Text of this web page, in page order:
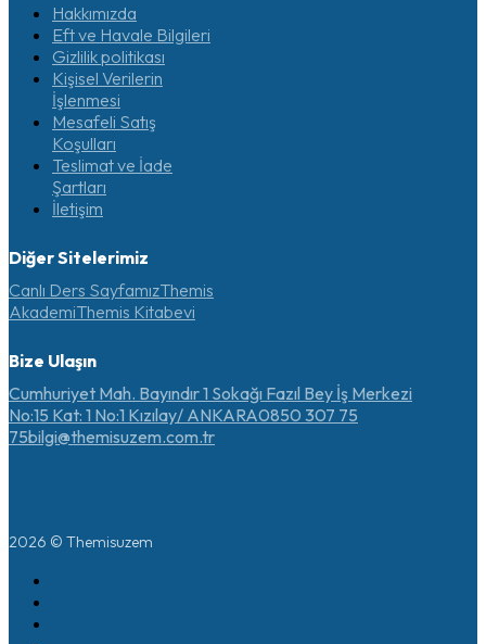
Hakkımızda
Eft ve Havale Bilgileri
Gizlilik politikası
Kişisel Verilerin
İşlenmesi
Mesafeli Satış
Koşulları
Teslimat ve İade
Şartları
İletişim
Diğer Sitelerimiz
Canlı Ders SayfamızThemis
AkademiThemis Kitabevi
Bize Ulaşın
Cumhuriyet Mah. Bayındır 1 Sokağı Fazıl Bey İş Merkezi
No:15 Kat: 1 No:1 Kızılay/ ANKARA0850 307 75
75bilgi@themisuzem.com.tr
2026 © Themisuzem